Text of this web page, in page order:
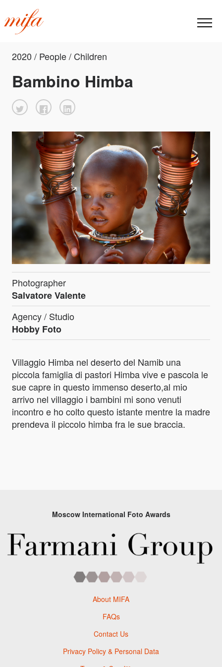
2020 / People / Children
Bambino Himba
Photographer
Salvatore Valente
Agency / Studio
Hobby Foto
Villaggio Himba nel deserto del Namib una
piccola famiglia di pastori Himba vive e pascola le
sue capre in questo immenso deserto,al mio
arrivo nel villaggio i bambini mi sono venuti
incontro e ho colto questo istante mentre la madre
prendeva il piccolo himba fra le sue braccia.
Moscow International Foto Awards
About MIFA
FAQs
Contact Us
Privacy Policy & Personal Data